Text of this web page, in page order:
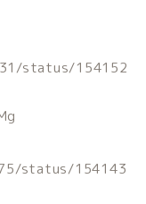
status/154152
status/154143